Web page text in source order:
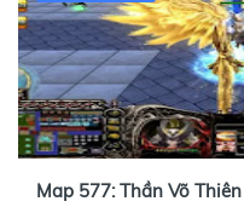
Map 577: Thần Võ